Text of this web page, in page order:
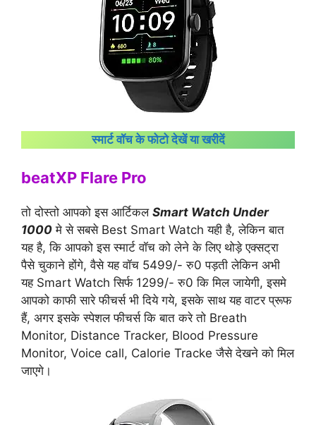
स्मार्ट वॉच के फोटो देखें या खरीदें
beatXP Flare Pro
तो दोस्तो आपको इस आर्टिकल Smart Watch Under
1000 मे से सबसे Best Smart Watch यही है, लेकिन बात
यह है, कि आपको इस स्मार्ट वॉच को लेने के लिए थोड़े एक्सट्रा
पैसे चुकाने होंगे, वैसे यह वॉच 5499/- रु0 पड़ती लेकिन अभी
यह Smart Watch सिर्फ 1299/- रु0 कि मिल जायेगी, इसमे
आपको काफी सारे फीचर्स भी दिये गये, इसके साथ यह वाटर प्रूफ
हैं, अगर इसके स्पेशल फीचर्स कि बात करे तो Breath
Monitor, Distance Tracker, Blood Pressure
Monitor, Voice call, Calorie Tracke जैसे देखने को मिल
जाएगे।